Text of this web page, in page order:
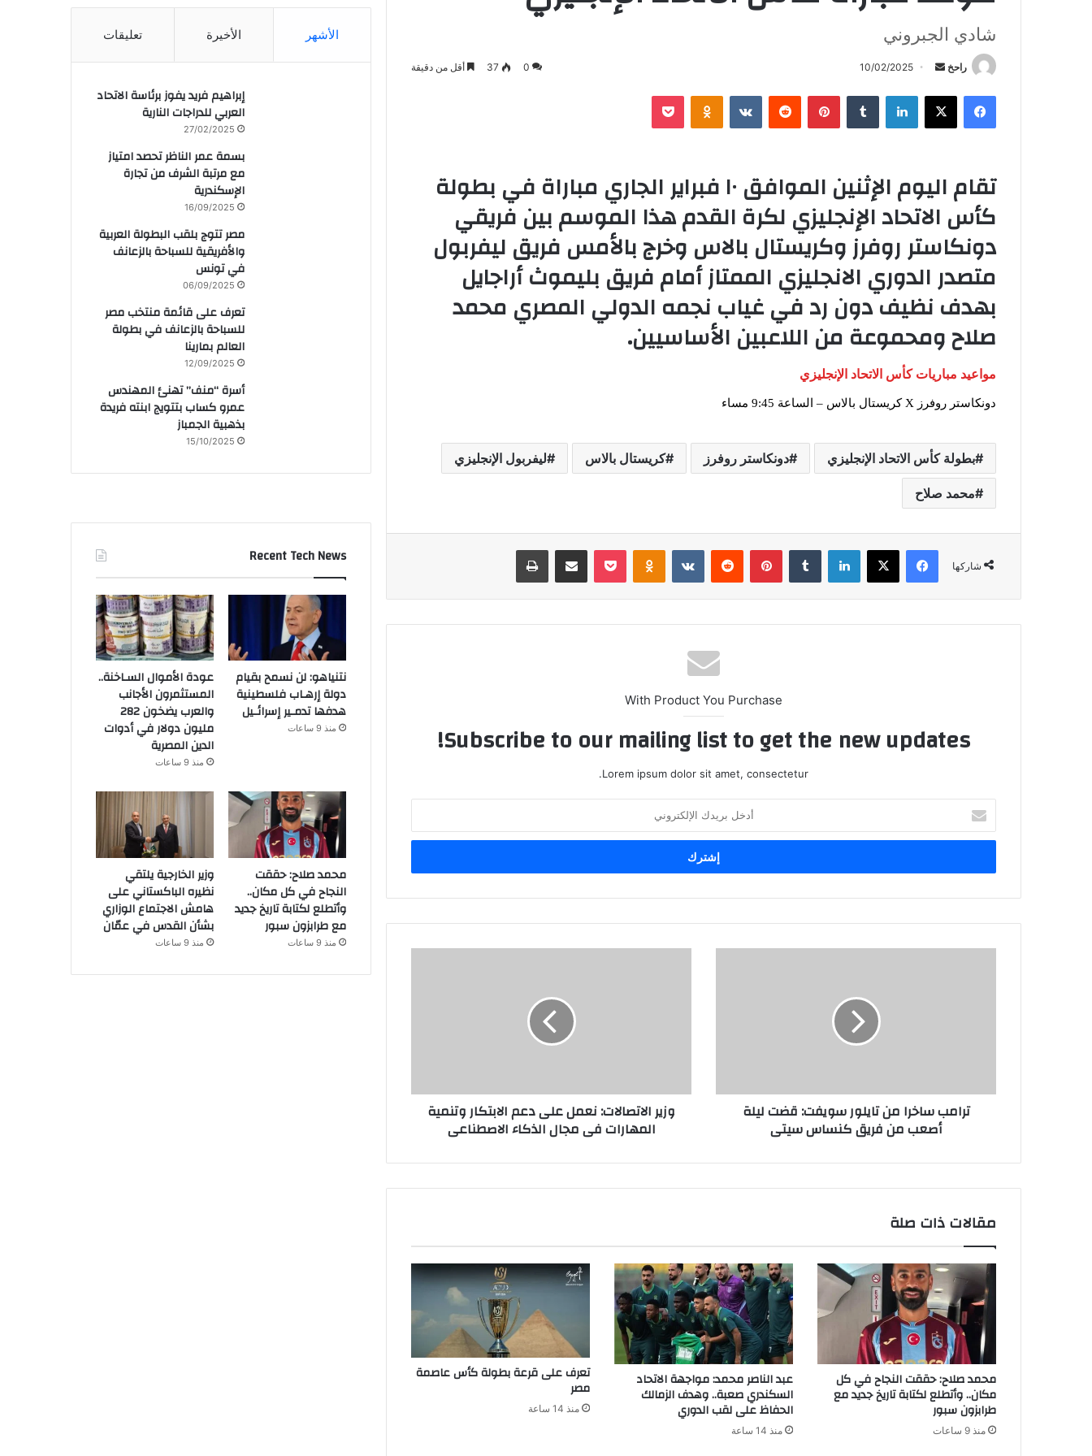
شادي الجبروني
راحخ
أرسل 10/02/2025
0
37 أقل من دقيقة
فيسبوك X لينكدإن بينتيريست Odnoklassniki
بوكيت
تقام اليوم الإثنين الموافق ١٠ فبراير الجاري مباراة في بطولة
كأس الاتحاد الإنجليزي لكرة القدم هذا الموسم بين فريقي
دونكاستر روفرز وكريستال بالاس وخرج بالأمس فريق ليفربول
متصدر الدوري الانجليزي الممتاز أمام فريق بليموث أراجايل
بهدف نظيف دون رد في غياب نجمه الدولي المصري محمد
صلاح ومحموعة من اللاعبين الأساسيين.
مواعيد مباريات كأس الاتحاد الإنجليزي
دونكاستر روفرز X كريستال بالاس – الساعة 9:45 مساء
بطولة كأس الاتحاد الإنجليزي دونكاستر روفرز كريستال بالاس ليفربول الإنجليزي
محمد صلاح
شاركها
فيسبوك X لينكدإن بينتيريست Odnoklassniki
بوكيت مشاركة عبر البريد طباعة
With Product You Purchase
Subscribe to our mailing list to get the new updates!
Lorem ipsum dolor sit amet, consectetur.
بريدك
الإلكتروني
ترامب ساخرا من تايلور سويفت: قضت ليلة
أصعب من فريق كنساس سيتى
وزير الاتصالات: نعمل على دعم الابتكار وتنمية
المهارات فى مجال الذكاء الاصطناعى
مقالات ذات صلة
محمد صلاح: حققت النجاح في كل
مكان.. وأتطلع لكتابة تاريخ جديد مع
طرابزون سبور
منذ 9 ساعات
عبد الناصر محمد: مواجهة الاتحاد
السكندري صعبة.. وهدف الزمالك
الحفاظ على لقب الدوري
منذ 14 ساعة
تعرف على قرعة بطولة كأس عاصمة
مصر
منذ 14 ساعة
الأشهر الأخيرة تعليقات
إبراهيم فريد يفوز برئاسة الاتحاد
العربي للدراجات النارية
27/02/2025
بسمة عمر الناظر تحصد امتياز
مع مرتبة الشرف من تجارة
الإسكندرية
16/09/2025
مصر تتوج بلقب البطولة العربية
والأفريقية للسباحة بالزعانف
في تونس
06/09/2025
تعرف على قائمة منتخب مصر
للسباحة بالزعانف في بطولة
العالم بمارينا
12/09/2025
أسرة “منف” تهنئ المهندس
عمرو كساب بتتويج ابنته فريدة
بذهبية الجمباز
15/10/2025
Recent Tech News
نتنياهو: لن نسمح بقيام
دولة إرهـاب فلسطينية
هدفها تدمـير إسرائـيل
منذ 9 ساعات
عودة الأموال السـاخنة..
المستثمرون الأجانب
والعرب يضخون 282
مليون دولار في أدوات
الدين المصرية
منذ 9 ساعات
محمد صلاح: حققت
النجاح في كل مكان..
وأتطلع لكتابة تاريخ جديد
مع طرابزون سبور
منذ 9 ساعات
وزير الخارجية يلتقي
نظيره الباكستاني على
هامش الاجتماع الوزاري
بشأن القدس في عمّان
منذ 9 ساعات